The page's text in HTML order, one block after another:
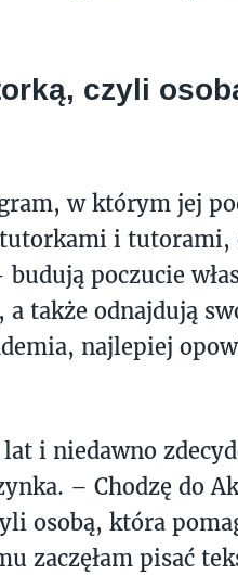
czyli
w którym jej
i tutorami,
poczucie
także odnajdują
najlepiej
i niedawno
– Chodzę do
osobą, która
zaczęłam pisać